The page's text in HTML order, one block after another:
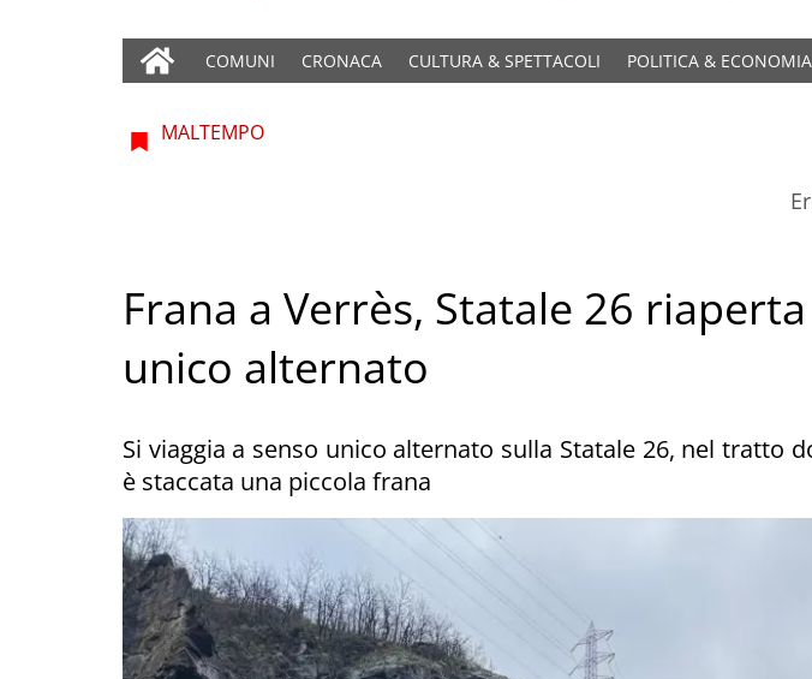
COMUNI CRONACA CULTURA & SPETTACOLI POLITICA & ECONOMIA
MALTEMPO
Frana a Verrès, Statale 26
unico alternato
Si viaggia a senso unico alternato sulla Statale 26, nel tratto
è staccata una piccola frana